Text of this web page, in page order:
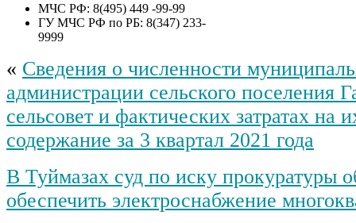
МЧС РФ: 8(495) 449 -99-99
ГУ МЧС РФ по РБ: 8(347) 233-
9999
« Сведения о численности
администрации сельского поселения
сельсовет и фактических затратах на
содержание за 3 квартал 2021 года
В Туймазах суд по иску прокуратуры
обеспечить электроснабжение